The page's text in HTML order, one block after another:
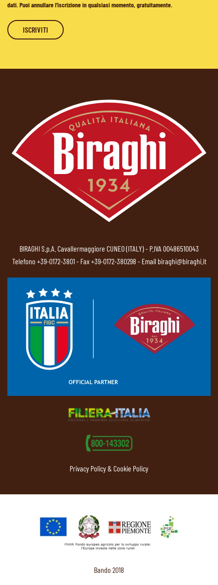
dati. Puoi annullare l'iscrizione in qualsiasi momento, gratuitamente.
BIRAGHI S.p.A. Cavallermaggiore CUNEO (ITALY) - P.IVA 00486510043
Telefono +39-0172-3801- Fax +39-0172-380298 - Email biraghi@biraghi.it
Privacy Policy & Cookie Policy
Bando 2018